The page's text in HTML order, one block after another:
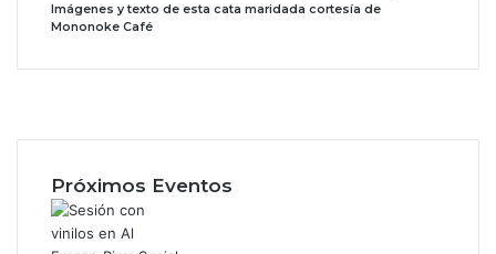
Imágenes y texto de esta cata maridada cortesía de
Mononoke Café
Próximos Eventos